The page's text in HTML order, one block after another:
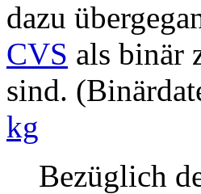
dazu
CVS als binär
sind.
kg
Bezüglich